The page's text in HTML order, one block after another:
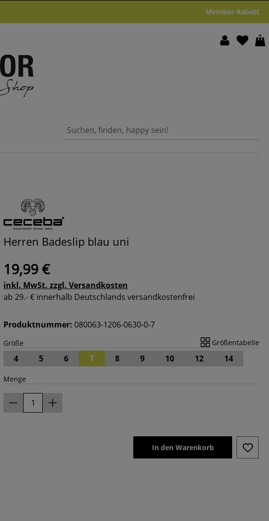
Member-Rabatt
Herren Badeslip blau uni
19,99 €
inkl. MwSt. zzgl. Versandkosten
ab 29.- € innerhalb Deutschlands versandkostenfrei
Produktnummer: 080063-1206-0630-0-7
Größe Größentabelle
4 5 6 7 8 9 10 12 14
Menge
In den Warenkorb